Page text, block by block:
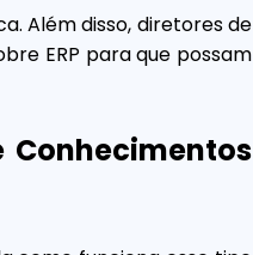
Além disso, diretores de
ERP para que possam
Conhecimentos